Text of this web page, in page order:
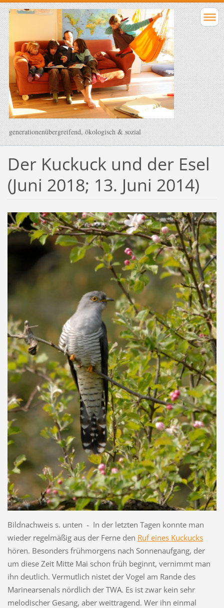
generationenübergreifend, ökologisch & sozial
Der Kuckuck und der Esel
(Juni 2018; 13. Juni 2014)
Bildnachweis s. unten - In der letzten Tagen konnte man
wieder regelmäßig aus der Ferne den Ruf eines Kuckucks
hören. Besonders frühmorgens nach Sonnenaufgang, der
um diese Zeit Mitte Mai schon früh beginnt, vernimmt man
ihn deutlich. Vermutlich nistet der Vogel am Rande des
Marinearsenals nördlich der TWA. Es ist zwar kein sehr
melodischer Gesang, aber weittragend. Wer ihn einmal